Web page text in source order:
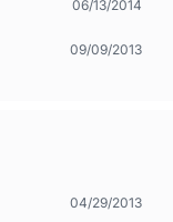
06/13/2014
09/09/2013
04/29/2013